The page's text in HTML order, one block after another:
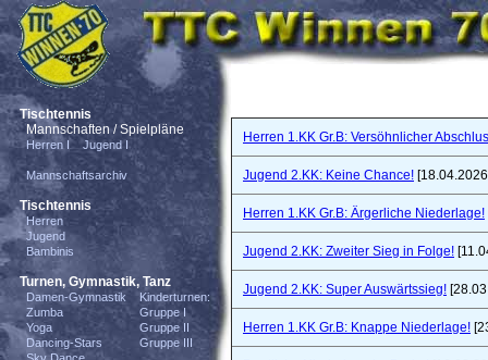
Tischtennis
Mannschaften / Spielpläne
Herren I Jugend I
Mannschaftsarchiv
Tischtennis
Herren
Jugend
Bambinis
Turnen, Gymnastik, Tanz
Damen-Gymnastik
Zumba
Yoga
Dancing-Stars
Kinderturnen:
Gruppe I
Gruppe II
Gruppe III
Herren 1.KK Gr.B: Versöhnlicher
Jugend 2.KK: Keine Chance!
Herren 1.KK Gr.B: Ärgerliche Niederlage!
Jugend 2.KK: Zweiter Sieg in Folge!
Jugend 2.KK: Super Auswärtssieg!
Herren 1.KK Gr.B: Knappe Niederlage!